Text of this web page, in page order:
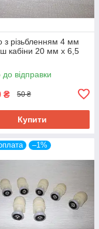
з різьбленням 4 мм
кабіни 20 мм х 6,5
до відправки
₴ 50 ₴
Купити
–1%